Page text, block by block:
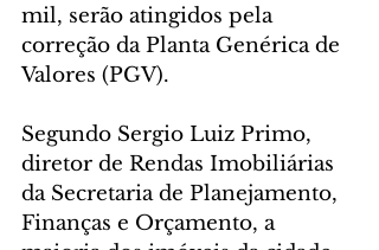
mil, serão atingidos pela
correção da Planta Genérica de
Valores (PGV).
Segundo Sergio Luiz Primo,
diretor de Rendas Imobiliárias
da Secretaria de Planejamento,
Finanças e Orçamento, a